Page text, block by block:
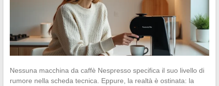
Nessuna macchina da caffè Nespresso specifica il suo livello di
rumore nella scheda tecnica. Eppure, la realtà è ostinata: la